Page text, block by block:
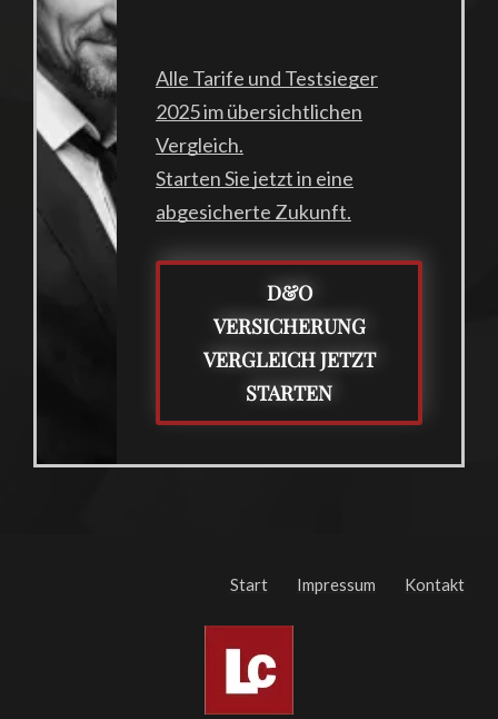
Alle Tarife und Testsieger
2025 im übersichtlichen
Vergleich.
Starten Sie jetzt in eine
abgesicherte Zukunft.
D&O
VERSICHERUNG
VERGLEICH JETZT
STARTEN
Start Impressum Kontakt